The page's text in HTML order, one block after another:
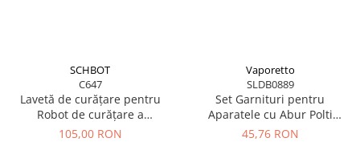
SCHBOT
C647
Lavetă de curățare pentru
Robot de curățare a
geamurilor Schbot Wind X3
105,00 RON
Vaporetto
SLDB0889
Set Garnituri pentru
Aparatele cu Abur Polti
Vaporetto
45,76 RON